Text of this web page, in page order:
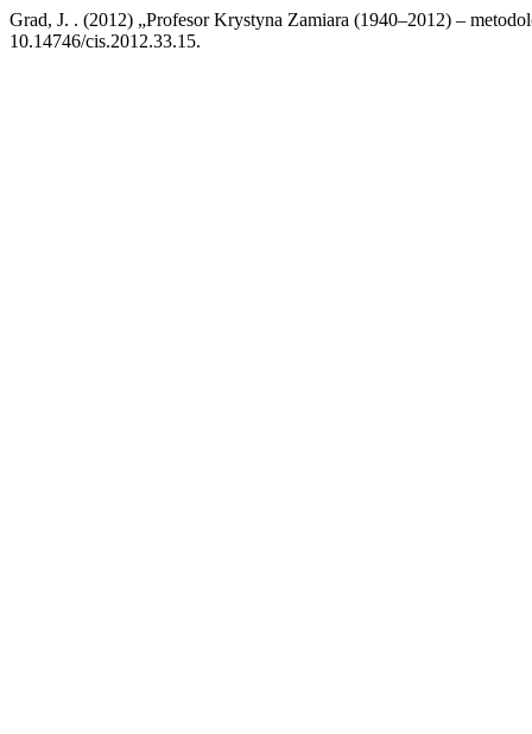
Grad, J. . (2012) „Profesor Krystyna Zamiara (1940–2012) –
10.14746/cis.2012.33.15.